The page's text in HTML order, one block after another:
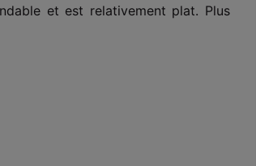
et est relativement plat. Plus